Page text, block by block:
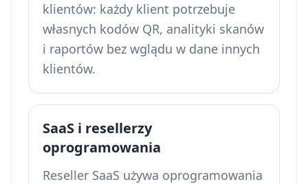
klientów: każdy klient potrzebuje
własnych kodów QR, analityki skanów
i raportów bez wglądu w dane innych
klientów.
SaaS i resellerzy
oprogramowania
Reseller SaaS używa oprogramowania